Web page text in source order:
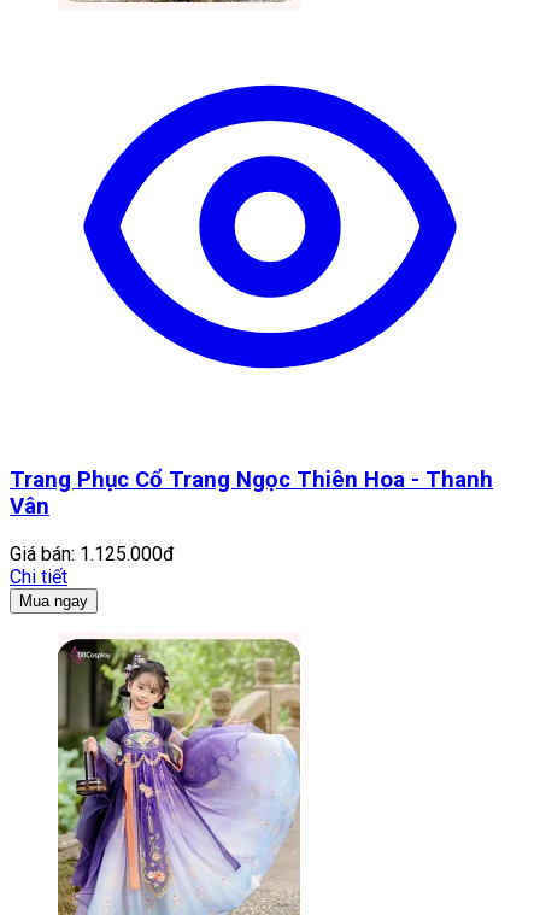
Trang Phục Cổ Trang Ngọc Thiên Hoa - Thanh
Vân
Giá bán: 1.125.000đ
Chi tiết
Mua ngay